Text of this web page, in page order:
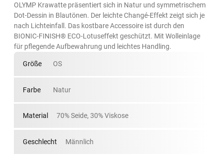
OLYMP Krawatte präsentiert sich in Natur und symmetrischem
Dot-Dessin in Blautönen. Der leichte Changé-Effekt zeigt sich je
nach Lichteinfall. Das kostbare Accessoire ist durch den
BIONIC-FINISH® ECO-Lotuseffekt geschützt. Mit Wolleinlage
für pflegende Aufbewahrung und leichtes Handling.
Größe OS
Farbe Natur
Material 70% Seide, 30% Viskose
Geschlecht Männlich